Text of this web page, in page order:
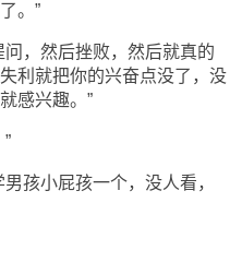
。”
，然后挫败，然后就真的
利就把你的兴奋点没了，没
感兴趣。”
孩小屁孩一个，没人看，